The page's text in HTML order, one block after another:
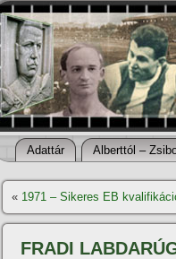
Adattár Alberttól –
« 1971 – Sikeres EB
FRADI